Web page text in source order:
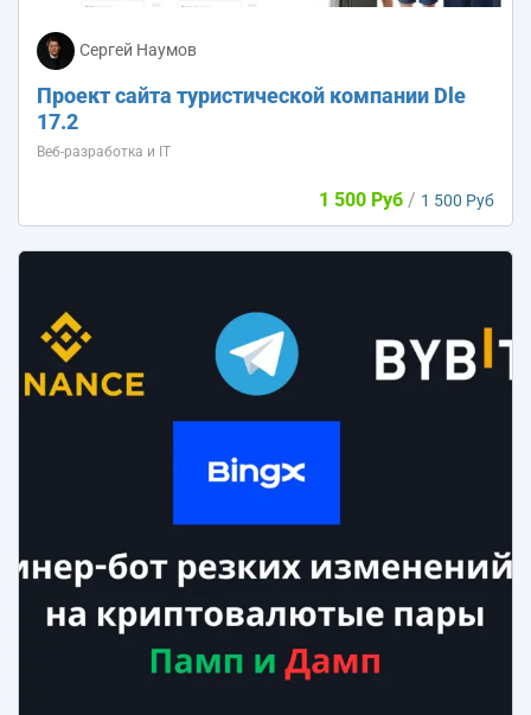
Сергей Наумов
Проект сайта туристической компании Dle
17.2
Веб-разработка и IT
1 500 Руб / 1 500 Руб